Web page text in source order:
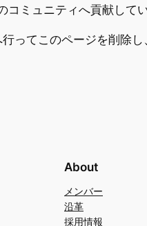
ミュニティへ貢献してい
行ってこのページを削除
About
メンバー
沿革
採用情報